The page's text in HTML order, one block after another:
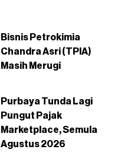
Bisnis Petrokimia
Chandra Asri (TPIA)
Masih Merugi
Purbaya Tunda Lagi
Pungut Pajak
Marketplace, Semula
Agustus 2026